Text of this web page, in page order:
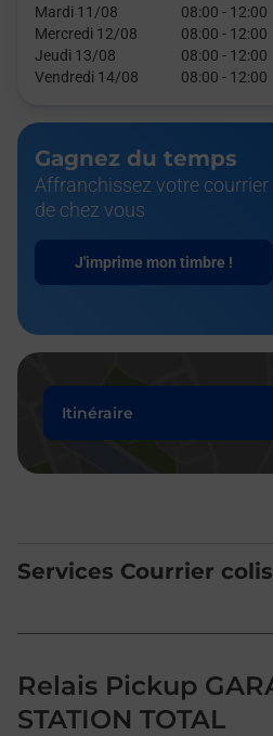
Mardi 11/08
08:00 - 12:00
Mercredi 12/08
08:00 - 12:00
Jeudi 13/08
08:00 - 12:00
Vendredi 14/08
08:00 - 12:00
Gagnez du temps
Affranchissez votre courrier
de chez vous
J'imprime mon timbre !
Itinéraire
Services Courrier colis
Relais Pickup
STATION TOTAL